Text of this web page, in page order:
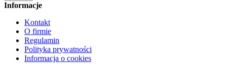
Informacje
Kontakt
O firmie
Regulamin
Polityka prywatności
Informacja o cookies